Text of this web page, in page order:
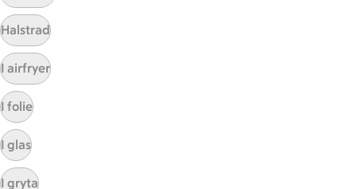
Sidfot
Halstrad
I airfryer
I folie
I glas
I gryta